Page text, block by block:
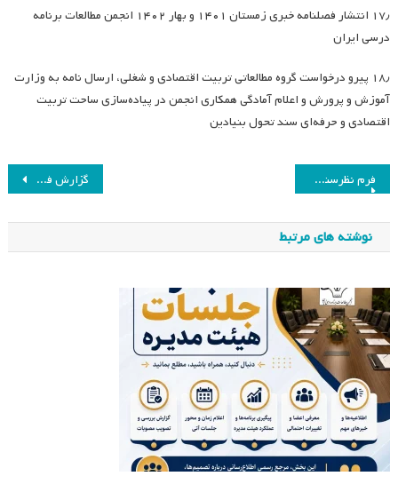
۱۷٫ انتشار فصلنامه خبری زمستان ۱۴۰۱ و بهار ۱۴۰۲ انجمن مطالعات برنامه
درسی ایران
۱۸٫ پیرو درخواست گروه مطالعاتی تربیت اقتصادی و شغلی، ارسال نامه به وزارت
آموزش و پرورش و اعلام آمادگی همکاری انجمن در پیاده‌سازی ساحت تربیت
اقتصادی و حرفه‌ای سند تحول بنیادین
راهبری
نوشته
گزارش فصلی اول کمیسیون پژوهش انجمن مطالعات برنامه درسی ایران فرم نظرسنجی سالانه ارزیابی عملکرد انجمن مطالعات برنامه درسی ایران
نوشته های مرتبط